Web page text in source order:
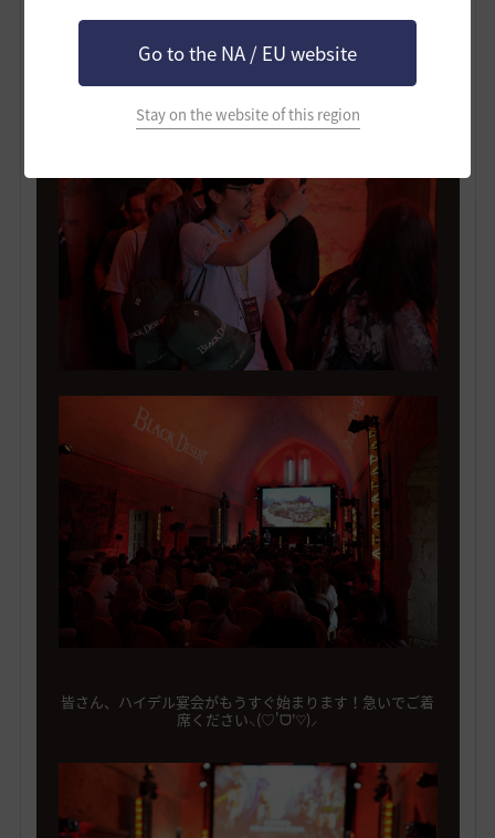
入場する冒険者様を歓迎するジョルダインの姿！
皆さん、ハイデル宴会がもうすぐ始まります！急いでご着
席ください⸜(♡'ᗜ'♡)⸝